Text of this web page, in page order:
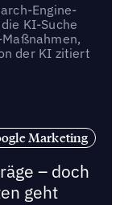
Engine-
KI-Suche
der KI zitiert
Marketing
– doch
geht